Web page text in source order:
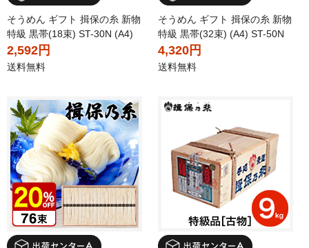
そうめん ギフト 揖保の糸 新物
特級 黒帯(18束) ST-30N (A4)
2,592円
送料無料
そうめん ギフト 揖保の糸 新物
特級 黒帯(32束) (A4) ST-50N
4,320円
送料無料